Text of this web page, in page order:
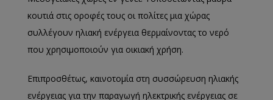
κουτιά στις οροφές τους οι πολίτες μια χώρας
συλλέγουν ηλιακή ενέργεια θερμαίνοντας το νερό
που χρησιμοποιούν για οικιακή χρήση.
Επιπροσθέτως, καινοτομία στη συσσώρευση ηλιακής
ενέργειας για την παραγωγή ηλεκτρικής ενέργειας σε